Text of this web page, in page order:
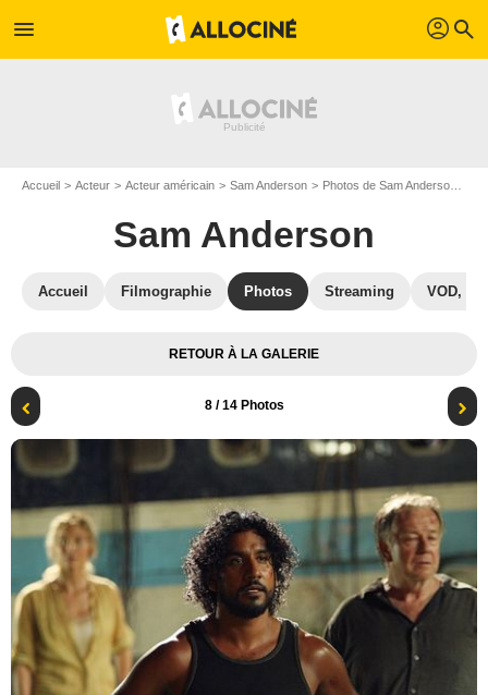
menu profil search
Accueil Acteur Acteur américain Sam Anderson Photos de Sam Anderson
Sam Anderson
Accueil Filmographie Photos Streaming VOD,
RETOUR À LA GALERIE
8/ 14 Photos